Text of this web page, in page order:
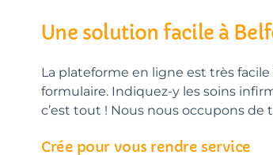
Une solution facile à
La plateforme en ligne est très
formulaire. Indiquez-y les soins
c’est tout ! Nous nous occupons de
Crée pour vous rendre service